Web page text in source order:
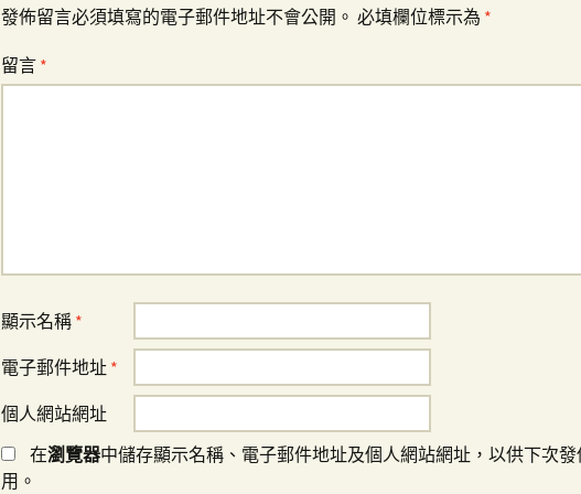
發佈留言必須填寫的電子郵件地址不會公開。 必填欄位標示為 *
留言 *
顯示名稱 *
電子郵件地址 *
個人網站網址
在瀏覽器中儲存顯示名稱、電子郵件地址及個人網站網址，以供下次
用。